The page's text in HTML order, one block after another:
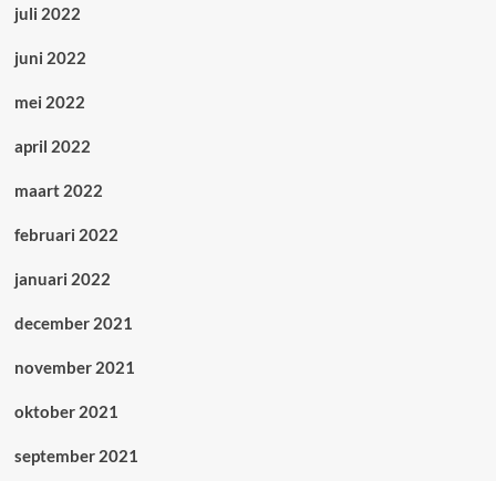
juli 2022
juni 2022
mei 2022
april 2022
maart 2022
februari 2022
januari 2022
december 2021
november 2021
oktober 2021
september 2021